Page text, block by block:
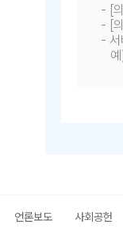
- [
- [
- 서
예
언론보도 사회공헌